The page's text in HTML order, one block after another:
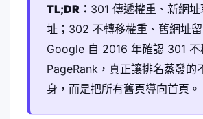
TL;DR： 301 傳遞權重、新網址
址；302 不轉移權重、舊網址留
Google 自 2016 年確認 301 不
PageRank，真正讓排名蒸發的
身，而是把所有舊頁導向首頁。